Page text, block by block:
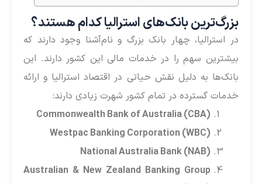
بزرگ‌ترین بانک‌های استرالیا کدام هستند؟
در استرالیا، چهار بانک بزرگ و نام‌آشنا وجود دارند که
بیشترین سهم را در خدمات مالی این کشور دارند. این
بانک‌ها به دلیل نقش حیاتی در اقتصاد استرالیا و ارائه
خدمات گسترده در تمام کشور شهرت زیادی دارند:
Commonwealth Bank of Australia (CBA)
Westpac Banking Corporation (WBC)
National Australia Bank (NAB)
Australian & New Zealand Banking Group